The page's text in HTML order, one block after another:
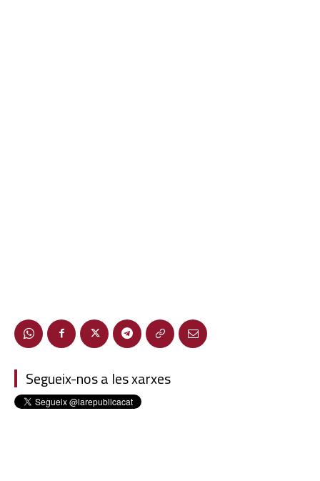
Segueix-nos a les xarxes